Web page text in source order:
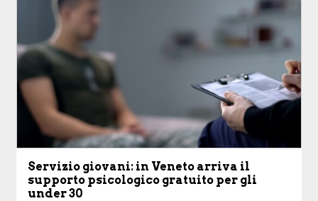
Servizio giovani: in Veneto arriva il
supporto psicologico gratuito per gli
under 30